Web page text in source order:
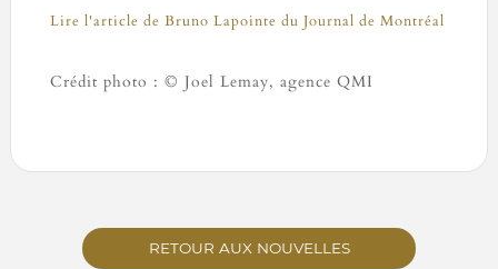
Lire l'article de Bruno Lapointe du Journal de Montréal
Crédit photo : © Joel Lemay, agence QMI
RETOUR AUX NOUVELLES